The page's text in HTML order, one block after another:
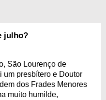
julho?
São Lourenço de
um presbítero e Doutor
dos Frades Menores
muito humilde,